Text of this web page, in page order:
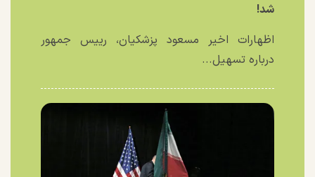
شد!
اظهارات اخیر مسعود پزشکیان، رییس جمهور
درباره تسهیل...